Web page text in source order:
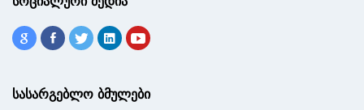
სასარგებლო ბმულები